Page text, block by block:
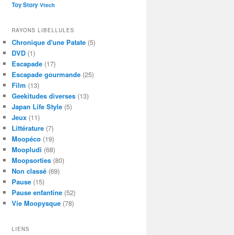
Toy Story Vtech
RAYONS LIBELLULES
Chronique d'une Patate (5)
DVD (1)
Escapade (17)
Escapade gourmande (25)
Film (13)
Geekitudes diverses (13)
Japan Life Style (5)
Jeux (11)
Littérature (7)
Moopéco (19)
Moopludi (68)
Moopsorties (80)
Non classé (69)
Pause (15)
Pause enfantine (52)
Vie Moopysque (78)
LIENS